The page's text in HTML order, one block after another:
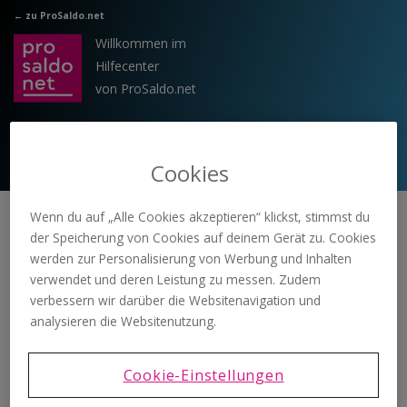
Zum hauptsächlichen Inhalt gehen
← zu ProSaldo.net
Willkommen im
Hilfecenter
von ProSaldo.net
Supp
ort
Hom
Buc
hhal
tung
doppelte
Buchhaltung
Buchungsbeisp
iele
sonst. Ausgaben -
Telefonkosten in der
doppelten Buchhaltung
doppelte Buchhaltung
Buchungsbeispiele
Cookies
Wenn du auf „Alle Cookies akzeptieren“ klickst, stimmst du
der Speicherung von Cookies auf deinem Gerät zu. Cookies
werden zur Personalisierung von Werbung und Inhalten
verwendet und deren Leistung zu messen. Zudem
verbessern wir darüber die Websitenavigation und
analysieren die Websitenutzung.
Cookie-Einstellungen